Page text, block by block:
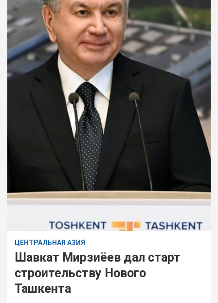
ЦЕНТРАЛЬНАЯ АЗИЯ
Шавкат Мирзиёев дал старт
строительству Нового
Ташкента